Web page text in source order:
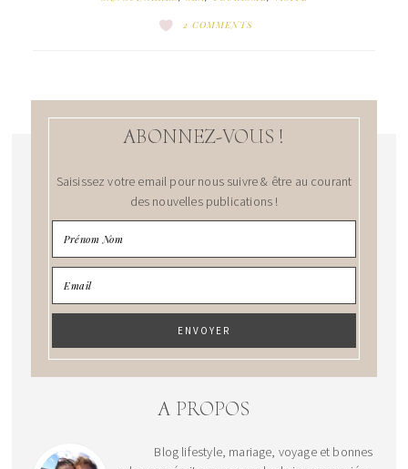
2 COMMENTS
ABONNEZ-VOUS !
Saisissez votre email pour nous suivre & être au courant
des nouvelles publications !
A PROPOS
Blog lifestyle, mariage, voyage et bonnes